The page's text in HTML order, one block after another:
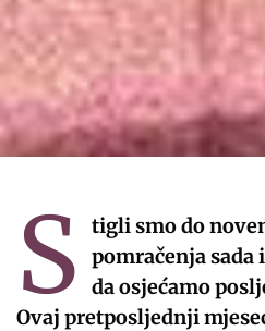
S
tigli smo do
pomračenja sada
da osjećamo
Ovaj pretposljednji